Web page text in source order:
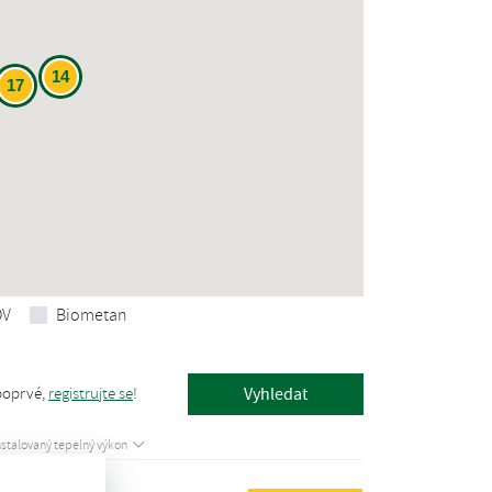
17 14
Biometan
registrujte se!
tepelný výkon